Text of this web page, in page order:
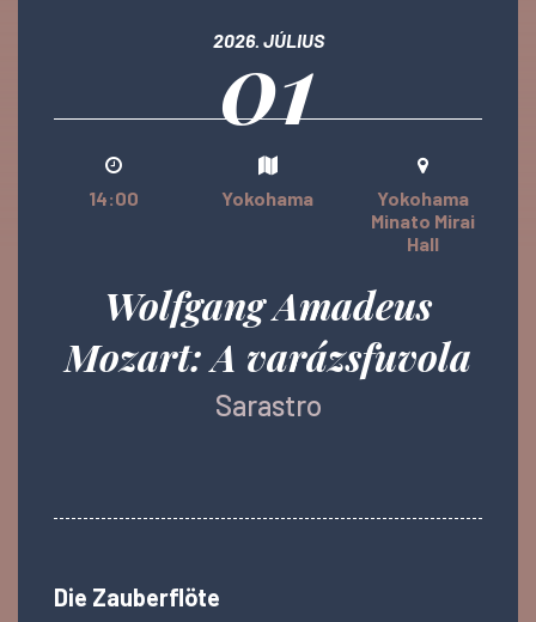
2026. JÚLIUS
01
14:00 Yokohama
Yokohama
Minato Mirai
Hall
Wolfgang Amadeus
Mozart: A varázsfuvola
Sarastro
Die Zauberflöte